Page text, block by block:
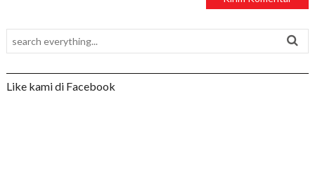
Like kami di Facebook